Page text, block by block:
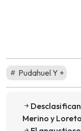
Pudahuel Y +
Merino y